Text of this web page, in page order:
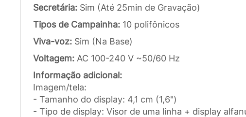
Secretária: Sim (Até 25min de Gravação)
Tipos de Campainha: 10 polifônicos
Viva-voz: Sim (Na Base)
Voltagem: AC 100-240 V ~50/60 Hz
Informação adicional:
Imagem/tela:
- Tamanho do display: 4,1 cm (1,6")
- Tipo de display: Visor de uma linha + display